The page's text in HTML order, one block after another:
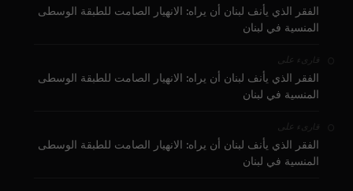
الفقر الذي يأنف لبنان أن يراه: الانهيار الصامت للطبقة الوسطى
المنسية في لبنان
قارىء على
الفقر الذي يأنف لبنان أن يراه: الانهيار الصامت للطبقة الوسطى
المنسية في لبنان
قارىء على
الفقر الذي يأنف لبنان أن يراه: الانهيار الصامت للطبقة الوسطى
المنسية في لبنان